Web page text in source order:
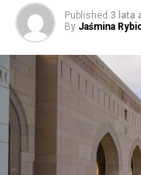
Published 3 lata
By Jaśmina